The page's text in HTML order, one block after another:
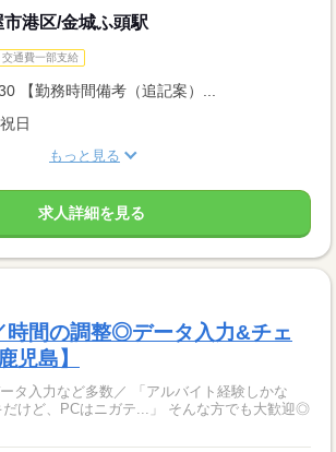
港区/金城ふ頭駅
交通費一部支給
【勤務時間備考（追記案）...
日
もっと見る
求人詳細を見る
時間の調整◎データ入力&チェ
児島】
数／ 「アルバイト経験しかな
けど、PCはニガテ...」 そんな方でも大歓迎◎